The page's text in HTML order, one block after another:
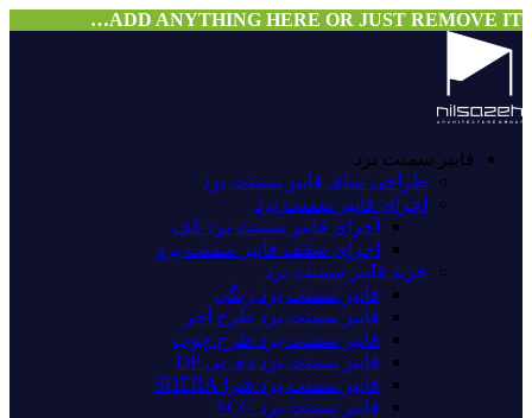
ADD ANYTHING HERE OR JUST REMOVE IT…
فایبر سمنت برد
طراحی نمای فایبر سمنت برد
اجرای فایبر سمنت برد
اجرای فایبر سمنت برد کف
اجرای سقف فایبر سمنت برد
خرید فایبر سمنت برد
فایبر سمنت برد رنگی
فایبر سمنت برد طرح آجر
فایبر سمنت برد طرح چوب
فایبر سمنت برد دی پی DP
فایبر سمنت برد شرا SHERA
فایبر سمنت برد SCG